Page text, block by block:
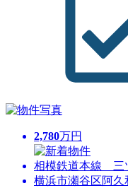
2,780万円
相模鉄道本線 三
横浜市瀬谷区阿久